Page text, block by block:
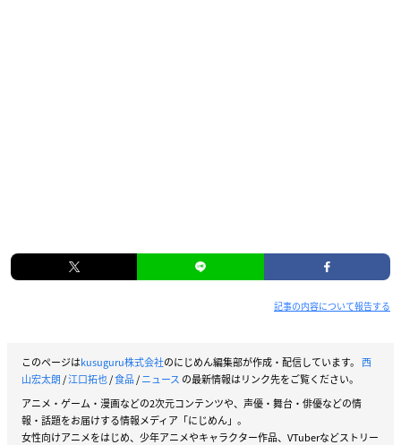
記事の内容について報告する
このページはkusuguru株式会社のにじめん編集部が作成・配信しています。 西
山宏太朗/江口拓也/食品/ニュース の最新情報はリンク先をご覧ください。
アニメ・ゲーム・漫画などの2次元コンテンツや、声優・舞台・俳優などの情
報・話題をお届けする情報メディア「にじめん」。
女性向けアニメをはじめ、少年アニメやキャラクター作品、VTuberなどストリー